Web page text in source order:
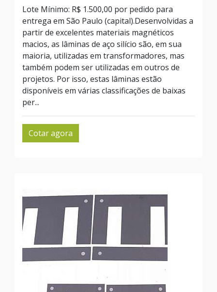
Lote Mínimo: R$ 1.500,00 por pedido para
entrega em São Paulo (capital).Desenvolvidas a
partir de excelentes materiais magnéticos
macios, as lâminas de aço silício são, em sua
maioria, utilizadas em transformadores, mas
também podem ser utilizadas em outros de
projetos. Por isso, estas lâminas estão
disponíveis em várias classificações de baixas
per...
Cotar agora